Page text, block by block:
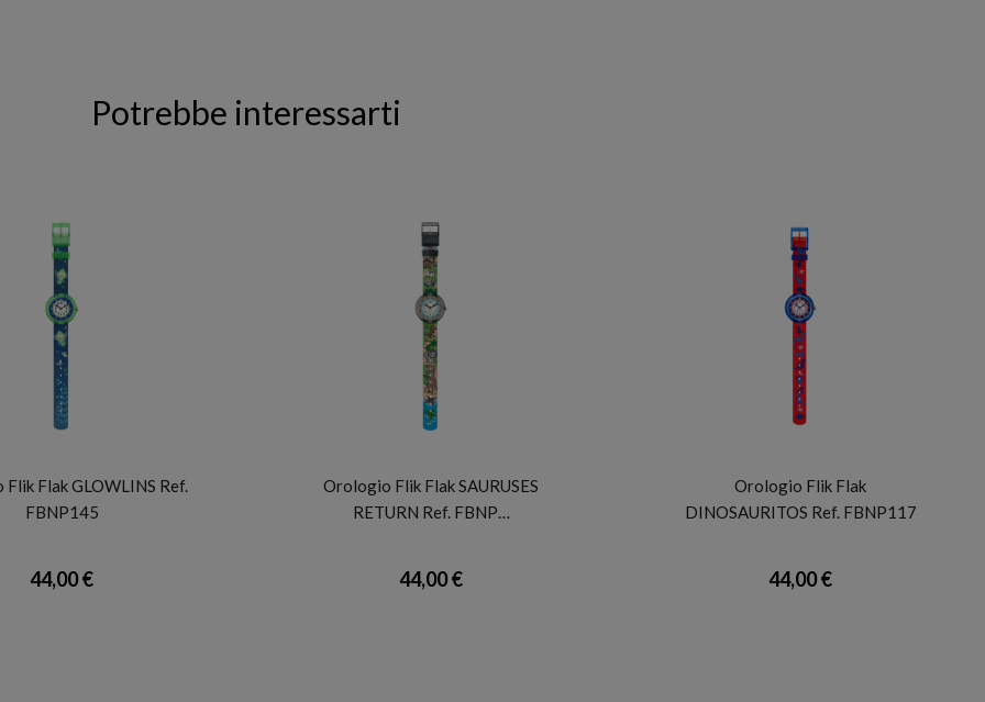
Potrebbe interessarti
Flak GLOWLINS Ref.
FBNP145
44,00 €
Orologio Flik Flak SAURUSES
RETURN Ref. FBNP…
44,00 €
Orologio Flik Flak
DINOSAURITOS Ref. FBNP117
44,00 €